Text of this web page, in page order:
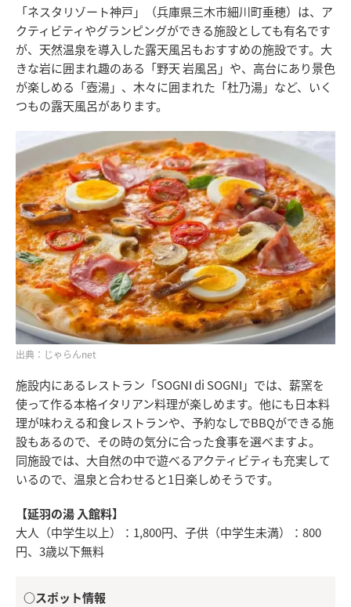
「ネスタリゾート神戸」（兵庫県三木市細川町垂穂）は、ア
クティビティやグランピングができる施設としても有名です
が、天然温泉を導入した露天風呂もおすすめの施設です。大
きな岩に囲まれ趣のある「野天 岩風呂」や、高台にあり景色
が楽しめる「壺湯」、木々に囲まれた「杜乃湯」など、いく
つもの露天風呂があります。
出典：じゃらんnet
施設内にあるレストラン「SOGNI di SOGNI」では、薪窯を
使って作る本格イタリアン料理が楽しめます。他にも日本料
理が味わえる和食レストランや、予約なしでBBQができる施
設もあるので、その時の気分に合った食事を選べますよ。
同施設では、大自然の中で遊べるアクティビティも充実して
いるので、温泉と合わせると1日楽しめそうです。
【延羽の湯 入館料】
大人（中学生以上）：1,800円、子供（中学生未満）：800
円、3歳以下無料
○スポット情報